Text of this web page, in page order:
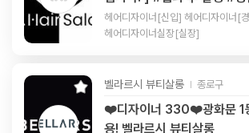
모집
헤어디자이너[신입] 헤어디자이너[경력]
헤어디자이너실장[실장]
벨라르시 뷰티살롱 종로구
❤️디자이너 330❤️광화문 1
용! 벨라르시 뷰티살롱